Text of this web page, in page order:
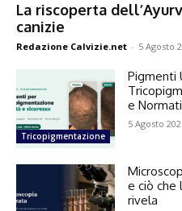
La riscoperta
canizie
Redazione Calvizie.net - 5 Agosto
Tricopigmentazione
Pigmenti
e
5 Agosto
e ciò che
rivela